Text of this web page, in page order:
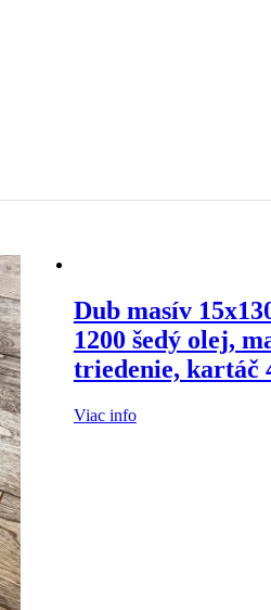
Dub masív
1200 šedý olej,
triedenie, kartáč
Viac info